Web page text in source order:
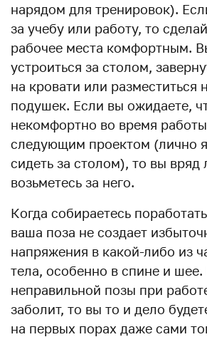
нарядом для тренировок).
за учебу или работу, то
рабочее места комфортным.
устроиться за столом,
на кровати или разместиться
подушек. Если вы ожидаете,
некомфортно во время
следующим проектом (лично
сидеть за столом), то вы
возьметесь за него.
Когда собираетесь
ваша поза не создает
напряжения в какой-либо из
тела, особенно в спине и шее.
неправильной позы при
заболит, то вы то и дело
на первых порах даже сами